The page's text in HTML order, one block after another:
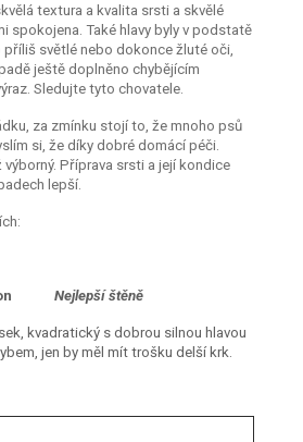
textura a kvalita srsti a skvělé
spokojena. Také hlavy byly v podstatě
příliš světlé nebo dokonce žluté oči,
ještě doplněno chybějícím
Sledujte tyto chovatele.
za zmínku stojí to, že mnoho psů
si, že díky dobré domácí péči.
výborný. Příprava srsti a její kondice
lepší.
Nejlepší štěně
kvadratický s dobrou silnou hlavou
jen by měl mít trošku delší krk.